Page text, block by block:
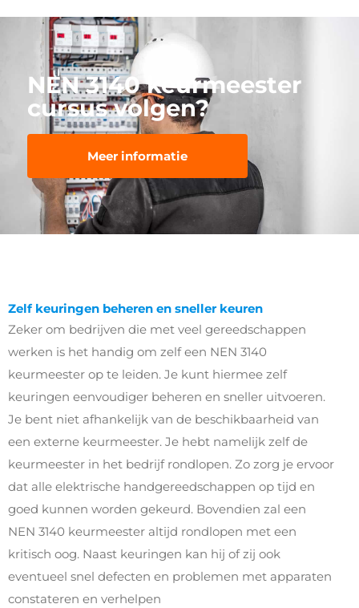
NEN 3140 keurmeester
cursus volgen?
Meer informatie
Zelf keuringen beheren en sneller keuren
Zeker om bedrijven die met veel gereedschappen
werken is het handig om zelf een NEN 3140
keurmeester op te leiden. Je kunt hiermee zelf
keuringen eenvoudiger beheren en sneller uitvoeren.
Je bent niet afhankelijk van de beschikbaarheid van
een externe keurmeester. Je hebt namelijk zelf de
keurmeester in het bedrijf rondlopen. Zo zorg je ervoor
dat alle elektrische handgereedschappen op tijd en
goed kunnen worden gekeurd. Bovendien zal een
NEN 3140 keurmeester altijd rondlopen met een
kritisch oog. Naast keuringen kan hij of zij ook
eventueel snel defecten en problemen met apparaten
constateren en verhelpen